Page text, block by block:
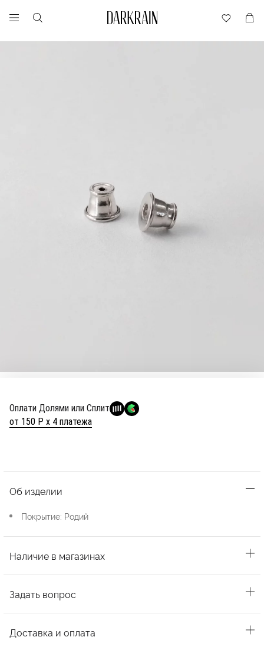
Оплати Долями или Сплит
от 150 Р х 4 платежа
Об изделии
Покрытие: Родий
Наличие в магазинах
Задать вопрос
Доставка и оплата